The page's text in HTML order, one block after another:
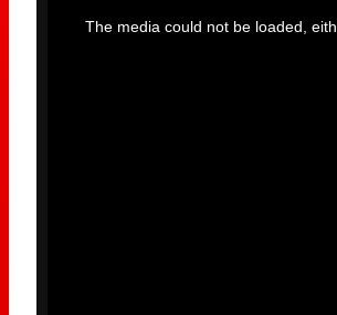
The media could not be loaded,